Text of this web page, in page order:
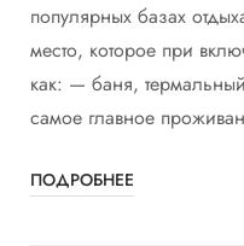
популярных базах
место, которое при
как: — баня,
самое главное
ПОДРОБНЕЕ